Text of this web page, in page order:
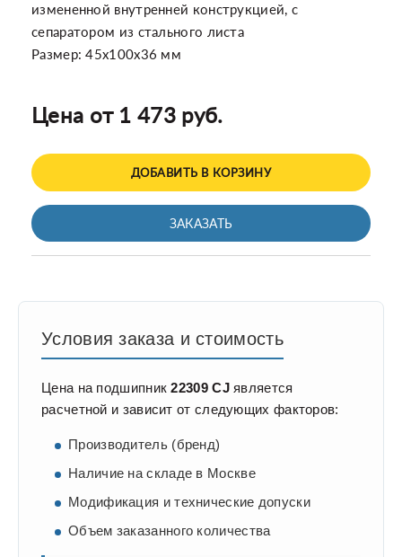
измененной внутренней конструкцией, с
сепаратором из стального листа
Размер: 45x100x36 мм
Цена от 1 473 руб.
ДОБАВИТЬ В КОРЗИНУ
ЗАКАЗАТЬ
Условия заказа и стоимость
Цена на подшипник22309 CJявляется
расчетной и зависит от следующих факторов:
Производитель (бренд)
Наличие на складе в Москве
Модификация и технические допуски
Объем заказанного количества